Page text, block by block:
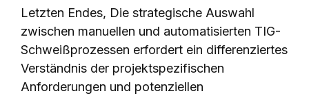
Letzten Endes, Die strategische Auswahl
zwischen manuellen und automatisierten TIG-
Schweißprozessen erfordert ein differenziertes
Verständnis der projektspezifischen
Anforderungen und potenziellen